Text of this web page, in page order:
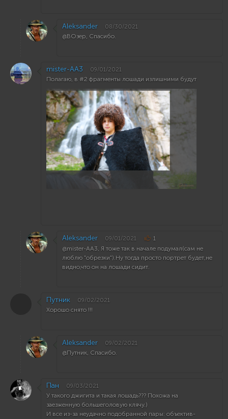
Aleksander 08/30/2021
@ВОзер, Спасибо.
mister-AA3 09/01/2021
Полагаю, в #2 фрагменты лошади излишними будут
Aleksander 09/01/2021 1
@mister-AA3, Я тоже так в начале подумал(сам не
люблю "обрезки").Ну тогда просто портрет будет,не
видно,что он на лошади сидит.
Путник 09/02/2021
Хорошо снято !!!
Aleksander 09/02/2021
@Путник, Спасибо.
Пан 09/03/2021
У такого джигита и такая лошадь??? Похожа на
заезженную большеголовую клячу.)
И все из-за неудачно подобранной пары: объектив-